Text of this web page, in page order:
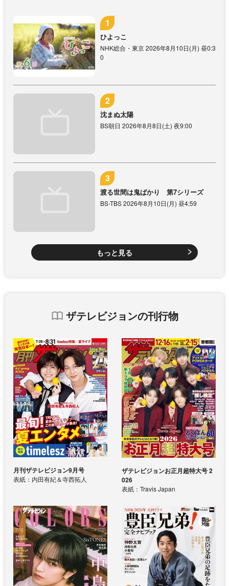
ひよっこ
NHK総合・東京 2026年8月10日(月) 昼0:3
0
沈まぬ太陽
BS朝日 2026年8月8日(土) 夜9:00
渡る世間は鬼ばかり 第7シリーズ
BS-TBS 2026年8月10日(月) 昼4:59
もっと見る
ザテレビジョンの刊行物
月刊ザテレビジョン9月号
表紙：内田有紀＆寺西拓人
ザテレビジョンお正月超特大号 2
026
表紙：Travis Japan